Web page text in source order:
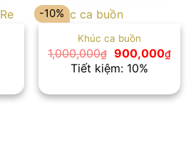
-10%
Khúc ca buồn
1,000,000₫ Giá
gốc
là:
900,000₫Giá
là:
Tiết kiệm: 10%